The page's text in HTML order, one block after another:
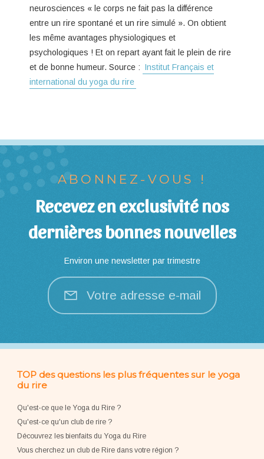
neurosciences « le corps ne fait pas la différence
entre un rire spontané et un rire simulé ». On obtient
les même avantages physiologiques et
psychologiques ! Et on repart ayant fait le plein de rire
et de bonne humeur. Source : Institut Français et
international du yoga du rire
ABONNEZ-VOUS !
Recevez en exclusivité nos
dernières bonnes nouvelles
Environ une newsletter par trimestre
Votre adresse e-mail
TOP des questions les plus fréquentes sur le yoga
du rire
Qu'est-ce que le Yoga du Rire ?
Qu'est-ce qu'un club de rire ?
Découvrez les bienfaits du Yoga du Rire
Vous cherchez un club de Rire dans votre région ?